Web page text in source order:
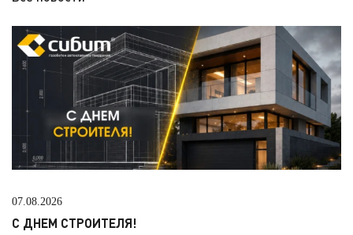
07.08.2026
С ДНЕМ СТРОИТЕЛЯ!